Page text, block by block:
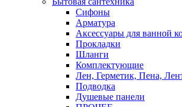
Сифоны
Арматура
Аксессуары для ванной
Прокладки
Шланги
Комплектующие
Лен, Герметик, Пена,
Подводка
Душевые панели